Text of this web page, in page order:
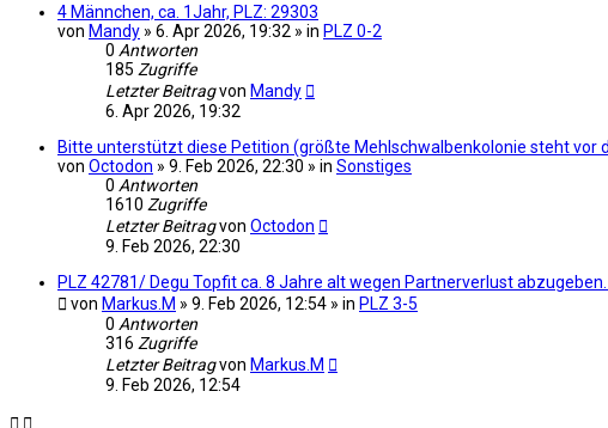
4 Männchen, ca. 1Jahr, PLZ: 29303
von Mandy » 6. Apr 2026, 19:32 » in PLZ 0-2
0 Antworten
185 Zugriffe
Letzter Beitragvon Mandy
6. Apr 2026, 19:32
Bitte unterstützt diese Petition (größte Mehlschwalbenkolonie steht vor
von Octodon » 9. Feb 2026, 22:30 » in Sonstiges
0 Antworten
1610 Zugriffe
Letzter Beitragvon Octodon
9. Feb 2026, 22:30
PLZ 42781/ Degu Topfit ca. 8 Jahre alt wegen Partnerverlust abzugeben.
von Markus.M » 9. Feb 2026, 12:54 » in PLZ 3-5
0 Antworten
316 Zugriffe
Letzter Beitragvon Markus.M
9. Feb 2026, 12:54